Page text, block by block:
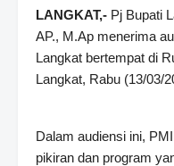
LANGKAT,- Pj Bupati
AP., M.Ap menerima
Langkat bertempat di
Langkat, Rabu (13/03/
Dalam audiensi ini,
pikiran dan program